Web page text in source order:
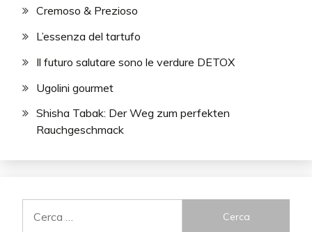
Cremoso & Prezioso
L’essenza del tartufo
Il futuro salutare sono le verdure DETOX
Ugolini gourmet
Shisha Tabak: Der Weg zum perfekten
Rauchgeschmack
per: